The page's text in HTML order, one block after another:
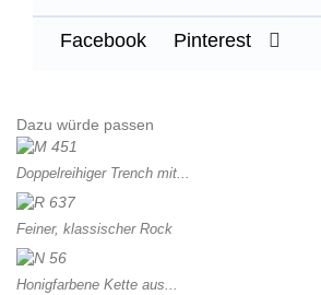
Facebook Pinterest
Dazu würde passen
Doppelreihiger Trench mit...
Feiner, klassischer Rock
Honigfarbene Kette aus...